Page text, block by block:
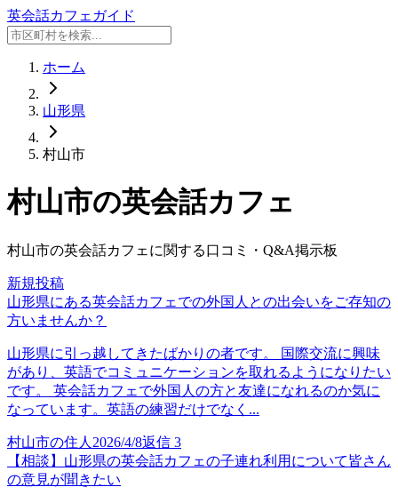
英会話カフェガイド
ホーム
山形県
村山市
村山市の英会話カフェ
村山市の英会話カフェに関する口コミ・Q&A掲示板
新規投稿
山形県にある英会話カフェでの外国人との出会いをご存知の
方いませんか？
山形県に引っ越してきたばかりの者です。 国際交流に興味
があり、英語でコミュニケーションを取れるようになりたい
です。 英会話カフェで外国人の方と友達になれるのか気に
なっています。英語の練習だけでなく...
村山市の住人 2026/4/8返信 3
【相談】山形県の英会話カフェの子連れ利用について皆さん
の意見が聞きたい